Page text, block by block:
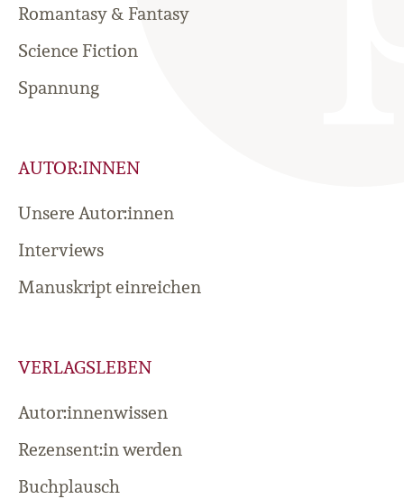
Romantasy & Fantasy
Science Fiction
Spannung
AUTOR:INNEN
Unsere Autor:innen
Interviews
Manuskript einreichen
VERLAGSLEBEN
Autor:innenwissen
Rezensent:in werden
Buchplausch